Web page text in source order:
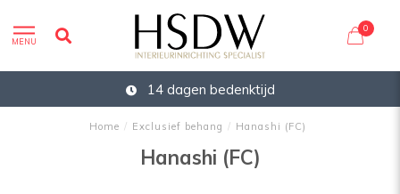
MENU
0
14 dagen bedenktijd
Home / Exclusief behang / Hanashi (FC)
Hanashi (FC)